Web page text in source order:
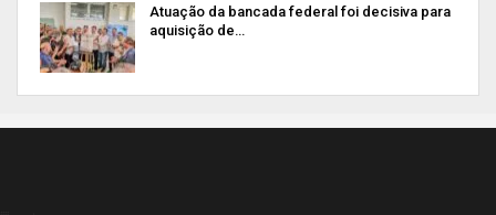
Atuação da bancada federal foi decisiva para
aquisição de…